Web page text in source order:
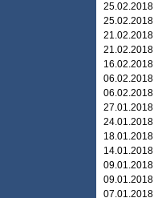
25.02.2018
25.02.2018
21.02.2018
21.02.2018
16.02.2018
06.02.2018
06.02.2018
27.01.2018
24.01.2018
18.01.2018
14.01.2018
09.01.2018
09.01.2018
07.01.2018